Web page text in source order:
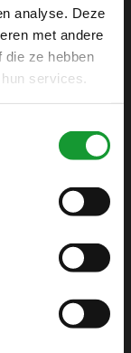
analyse. Deze
met andere
die ze hebben
services.